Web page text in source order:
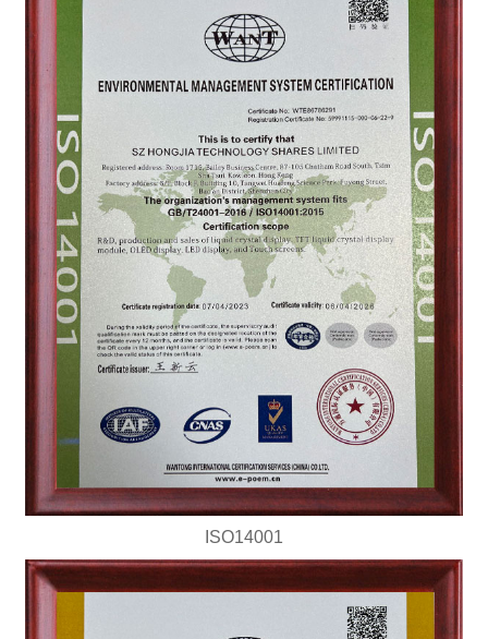
ISO14001